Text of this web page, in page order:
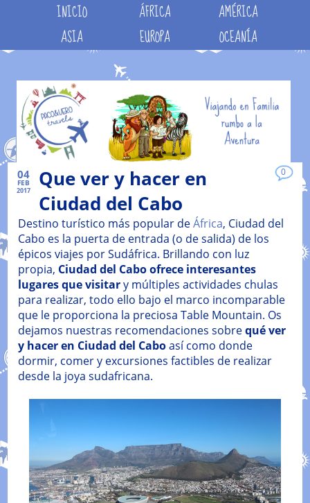
INICIO ÁFRICA
AMÉRICA
ASIA
EUROPA OCEANÍA
04
FEB
2017
0
Que ver y hacer en
Ciudad del Cabo
Destino turístico más popular deÁfrica, Ciudad del
Cabo es la puerta de entrada (o de salida) de los
épicos viajes por Sudáfrica. Brillando con luz
propia, Ciudad del Cabo ofrece interesantes
lugares que visitary múltiples actividades chulas
para realizar, todo ello bajo el marco incomparable
que le proporciona la preciosa Table Mountain. Os
dejamos nuestras recomendaciones sobrequé ver
y hacer en Ciudad del Caboasí como donde
dormir, comer y excursiones factibles de realizar
desde la joya sudafricana.